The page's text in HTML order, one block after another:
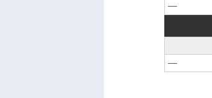
―
―